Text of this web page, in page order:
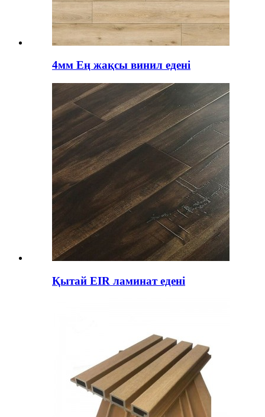
4мм Ең жақсы винил едені
Қытай EIR ламинат едені